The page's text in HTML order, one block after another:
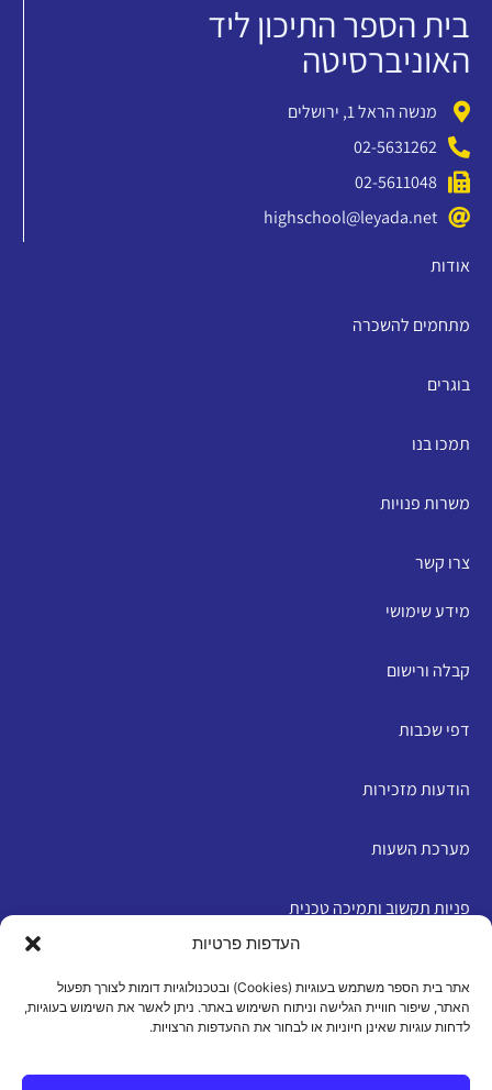
העדפות פרטיות
אתר בית הספר משתמש בעוגיות (Cookies) ובטכנולוגיות דומות לצורך תפעול
האתר, שיפור חוויית הגלישה וניתוח השימוש באתר. ניתן לאשר את השימוש בעוגיות,
לדחות עוגיות שאינן חיוניות או לבחור את ההעדפות הרצויות.
בית הספר התיכון ליד
האוניברסיטה
מנשה הראל 1, ירושלים
02-5631262
02-5611048
highschool@leyada.net
אודות
מתחמים להשכרה
בוגרים
תמכו בנו
משרות פנויות
צרו קשר
מידע שימושי
קבלה ורישום
דפי שכבות
הודעות מזכירות
מערכת השעות
פניות תקשוב ותמיכה טכנית
מדיניות פרטיות|תנאי שימוש|הצהרת נגישות|מדיניות